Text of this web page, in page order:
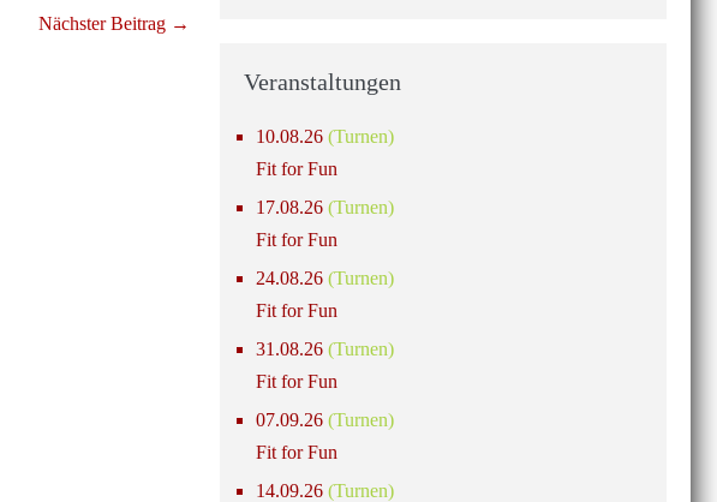
Nächster Beitrag →
Veranstaltungen
10.08.26 (Turnen)
Fit for Fun
17.08.26 (Turnen)
Fit for Fun
24.08.26 (Turnen)
Fit for Fun
31.08.26 (Turnen)
Fit for Fun
07.09.26 (Turnen)
Fit for Fun
14.09.26 (Turnen)